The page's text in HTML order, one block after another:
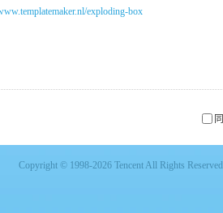
exploding-box
Copyright © 1998-2026 Tencent All Rights Reserved